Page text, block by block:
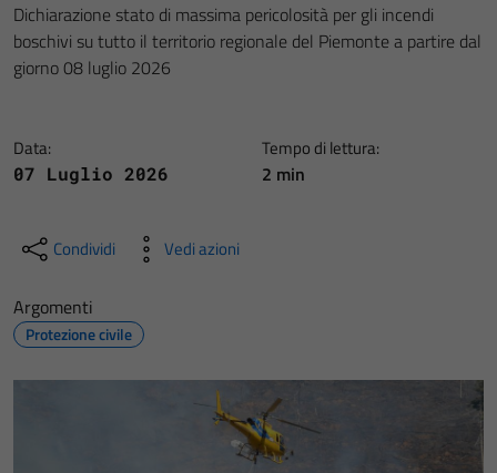
Dichiarazione stato di massima pericolosità per gli incendi
boschivi su tutto il territorio regionale del Piemonte a partire dal
giorno 08 luglio 2026
Data:
07 Luglio 2026
Tempo di lettura:
2 min
Condividi Vedi azioni
Argomenti
Protezione civile